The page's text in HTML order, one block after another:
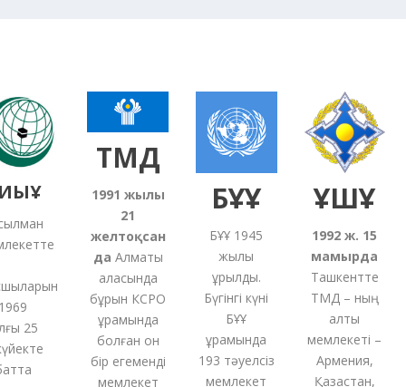
25
ТМД
1991жылғы
желтоқсан
даАлматы
қаласында
бұрын КСРО
құрамында
болғанон
бір егеменді
мемлекет
БҰҰ
БҰҰ 1945
жылы
құрылды.
Бүгінгі күні
БҰҰ
құрамында
193 тәуелсіз
мемлекет
ҰҚШҰ
1992 ж. 15
мамырда
Ташкентте
ТМД – ның
алты
мемлекеті –
Армения,
Қазақстан,